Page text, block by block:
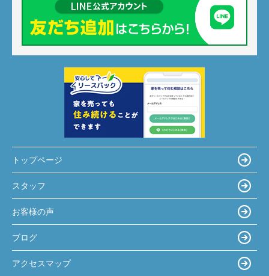
トップページ
スタッフ
お客様の声
ブログ
アクセスマップ